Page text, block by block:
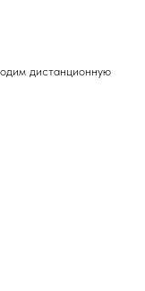
дистанционную